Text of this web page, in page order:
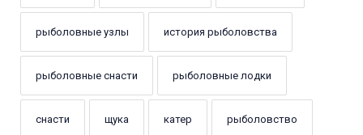
рыболовные узлы история рыболовства
рыболовные снасти рыболовные лодки
снасти щука катер рыболовство